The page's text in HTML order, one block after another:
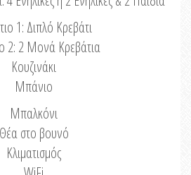
1: Διπλό Κρεβάτι
2: 2 Μονά Κρεβάτια
Κουζινάκι
Μπάνιο
Μπαλκόνι
Θέα στο βουνό
Κλιματισμός